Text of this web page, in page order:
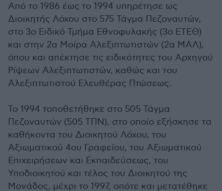
Από το 1986 έως το 1994 υπηρέτησε ως
Διοικητής Λόχου στο 575 Τάγμα Πεζοναυτών,
στο 3ο Ειδικό Τμήμα Εθνοφυλακής (3ο ΕΤΕΘ)
και στην 2α Μοίρα Αλεξιπτωτιστών (2α ΜΑΛ),
όπου και απέκτησε τις ειδικότητες του Αρχηγού
Ρίψεων Αλεξιπτωτιστών, καθώς και του
Αλεξιπτωτιστού Ελευθέρας Πτώσεως.
Το 1994 τοποθετήθηκε στο 505 Τάγμα
Πεζοναυτών (505 ΤΠΝ), στο οποίο εξήσκησε τα
καθήκοντα του Διοικητού Λόχου, του
Αξιωματικού 4ου Γραφείου, του Αξιωματικού
Επιχειρήσεων και Εκπαιδεύσεως, του
Υποδιοικητού και τέλος του Διοικητού της
Μονάδος, μέχρι το 1997, οπότε και μετατέθηκε